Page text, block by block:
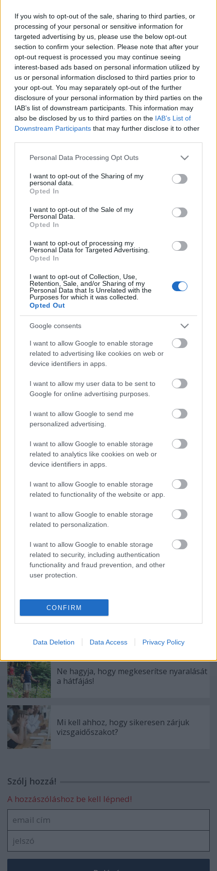
If you wish to opt-out of the sale, sharing to third parties, or
processing of your personal or sensitive information for
targeted advertising by us, please use the below opt-out
section to confirm your selection. Please note that after your
opt-out request is processed you may continue seeing
interest-based ads based on personal information utilized by
us or personal information disclosed to third parties prior to
your opt-out. You may separately opt-out of the further
disclosure of your personal information by third parties on the
IAB’s list of downstream participants. This information may
also be disclosed by us to third parties on the IAB’s List of
Downstream Participants that may further disclose it to other
Please note that this website/app uses one or more Google
not limited to your visit or usage behaviour. You may click to
grant or deny consent to Google and its third-party tags to
use your data for below specified purposes in below Google
consent section.
Personal Data Processing Opt Outs
I want to opt-out of the Sharing of my
personal data.
Opted In
I want to opt-out of the Sale of my
Personal Data.
Opted In
I want to opt-out of processing my
Personal Data for Targeted Advertising.
Opted In
I want to opt-out of Collection, Use,
Retention, Sale, and/or Sharing of my
Personal Data that Is Unrelated with the
Purposes for which it was collected.
Opted Out
Google consents
I want to allow Google to enable storage
related to advertising like cookies on web or
device identifiers in apps.
I want to allow my user data to be sent to
Google for online advertising purposes.
I want to allow Google to send me
personalized advertising.
I want to allow Google to enable storage
related to analytics like cookies on web or
device identifiers in apps.
I want to allow Google to enable storage
related to functionality of the website or app.
I want to allow Google to enable storage
related to personalization.
I want to allow Google to enable storage
related to security, including authentication
functionality and fraud prevention, and other
user protection.
CONFIRM
Data Deletion Data Access Privacy Policy
déli sarkkörön túl.
Mielőtt a cikkre kattintana, érdemes elgondolkodnia,
tesztelni magát, hogy vajon milyen az Ön lelki
állóképessége?
Először is mit is jelent a lelki állóképesség, avagy a
reziliencia?
A reziliencia azt a képességünket jelenti, amivel
kihívás, stressz esetén tudatosan irányítjuk érzelmi
állapotunkat, nem sodornak el minket a pillanatnyi
félelmeink, nyugodtak és aktívak maradunk, így
sikeresen birkózunk meg a felmerült nehézséggel.
Gyakran fordul elő Önnel, hogy egy helyzet, egy
rossz mondat feldühíti, felzaklatja, megijeszti? A
szívverése felgyorsul? Hirtelen minden mást
elfelejt, bármit is csinált addig, vagy szeretett
volna csinálni, gondolni sem tud másra csak a
sértésre, a riasztó hírre?
Ezt az állapotot a menekülés, elfordulás,
bezárkózás vágya váltja fel? Nincs kedve csinálni
semmit, találkozni emberekkel?
Úgy érzi, nem tud figyelni az elvégzendő
feladatokra, túl fáradt hozzájuk?
Csak a lehetséges negatív végkifejletet képzeli
el? Nem tud szabadulni a bukás, a
visszautasítás kockázatától?
Ha gyakran kerül hasonló állapotba, akkor nem árt
edzenie lelkét, Ön ugyanis túlzottan ki van téve a
stressznek! Érdemes tehát tanulnia Shackleton
Címkék:stressz reziliencia Dr. Piczkó Katalin
Ajánlott bejegyzések:
A teljesítményszorongás 11 tünete
Van élet a munkán túl! 6 tipp a munka-
magánélet egyensúly kialakításához
Mit tehet, ha az év végén görcsbe rándult
Ne hagyja, hogy megkeserítse nyaralását
a hátfájás!
Mi kell ahhoz, hogy sikeresen zárjuk
vizsgaidőszakot?
Szólj hozzá!
A hozzászóláshoz be kell lépned!